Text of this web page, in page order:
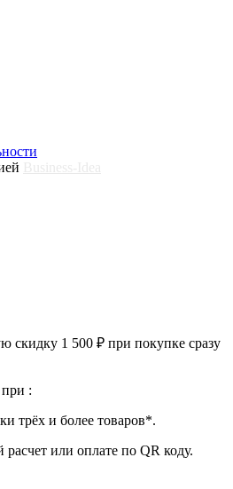
скидку 1 500 ₽ при покупке сразу
при :
трёх и более товаров*.
или оплате по QR коду.